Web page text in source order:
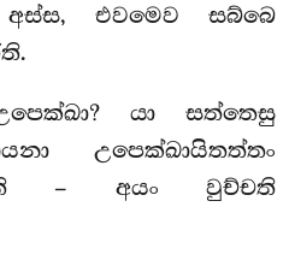
එවමෙව සබ්බෙ
යා සත්තෙසු
උපෙක්ඛායිතත්තං
– අයං වුච්චති